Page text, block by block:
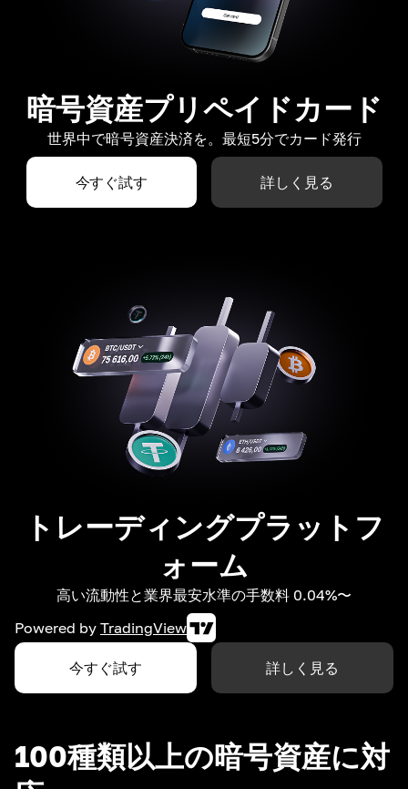
暗号資産プリペイドカード
世界中で暗号資産決済を。最短5分でカード発行
今すぐ試す 詳しく見る
トレーディングプラットフ
ォーム
高い流動性と業界最安水準の手数料 0.04%〜
Powered by TradingView
今すぐ試す 詳しく見る
100種類以上の暗号資産に対